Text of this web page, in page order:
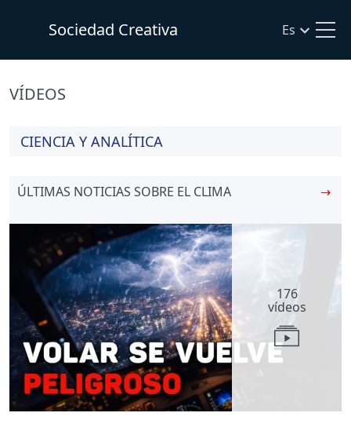
Sociedad Creativa Es
VÍDEOS
CIENCIA Y ANALÍTICA
ÚLTIMAS NOTICIAS SOBRE EL CLIMA →
176
vídeos